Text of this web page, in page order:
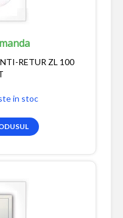
RETUR ZL 100
in stoc